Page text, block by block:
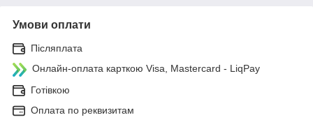
Умови оплати
Післяплата
Онлайн-оплата карткою Visa, Mastercard - LiqPay
Готівкою
Оплата по реквизитам